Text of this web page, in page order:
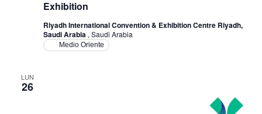
Exhibition
Riyadh International Convention & Exhibition Centre Riyadh,
Saudi Arabia , Saudi Arabia
Medio Oriente
LUN
26